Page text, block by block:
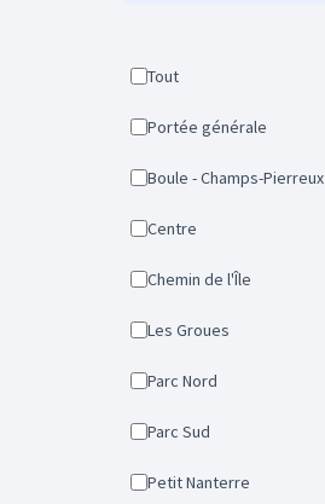
Tout
Portée générale
Boule - Champs-Pierreux
Centre
Chemin de l'Île
Les Groues
Parc Nord
Parc Sud
Petit Nanterre